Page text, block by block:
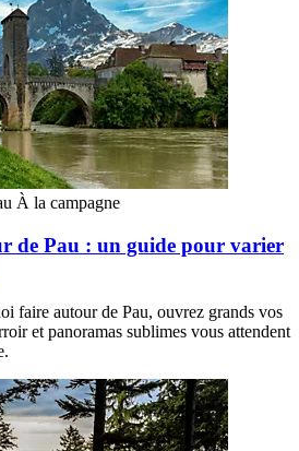
À la campagne
de Pau : un guide pour varier
faire autour de Pau, ouvrez grands vos
et panoramas sublimes vous attendent